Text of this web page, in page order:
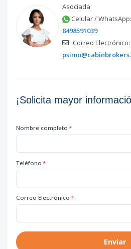
Asociada
Celular / WhatsApp:
8498591039
Correo Electrónico:
¡Solicita mayor
Nombre completo *
Teléfono *
Correo Electrónico *
Enviar